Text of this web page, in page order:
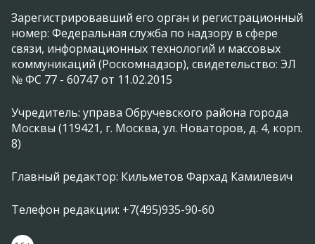
Зарегистрировавший его орган и регистрационный
номер: Федеральная служба по надзору в сфере
связи, информационных технологий и массовых
коммуникаций (Роскомнадзор), свидетельство: ЭЛ
№ ФС 77 - 60747 от 11.02.2015
Учредитель: управа Обручевского района города
Москвы (119421, г. Москва, ул. Новаторов, д. 4, корп.
8)
Главный редактор: Кильметов Фархад Камилевич
Телефон редакции: +7(495)935-90-60